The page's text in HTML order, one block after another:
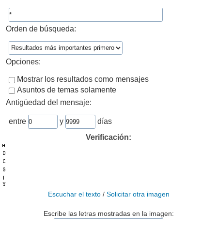
Orden de búsqueda:
Opciones:
Mostrar los resultados como mensajes
Asuntos de temas solamente
Antigüedad del mensaje:
entre y
días
Verificación:
Escuchar el texto/ Solicitar otra imagen
Escribe las letras mostradas en la imagen: